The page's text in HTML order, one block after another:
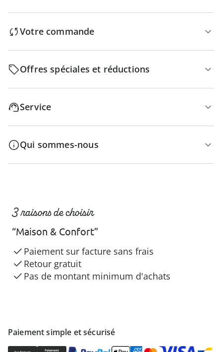
Votre commande
Offres spéciales et réductions
Service
Qui sommes-nous
Paiement simple et sécurisé
3 raisons de choisir
“Maison & Confort”
Paiement sur facture sans frais
Retour gratuit
Pas de montant minimum d'achats